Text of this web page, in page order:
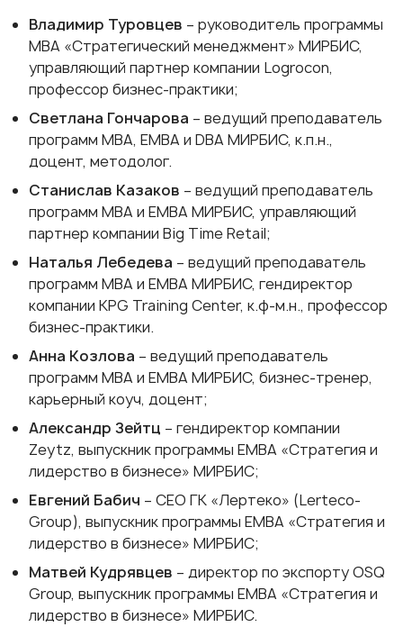
Владимир Туровцев – руководитель программы
MBA «Стратегический менеджмент» МИРБИС,
управляющий партнер компании Logrocon,
профессор бизнес-практики;
Светлана Гончарова – ведущий преподаватель
программ MBA, EMBA и DBA МИРБИС, к.п.н.,
доцент, методолог.
Станислав Казаков – ведущий преподаватель
программ МВА и ЕМВА МИРБИС, управляющий
партнер компании Big Time Retail;
Наталья Лебедева – ведущий преподаватель
программ МВА и ЕМВА МИРБИС, гендиректор
компании KPG Training Center, к.ф-м.н., профессор
бизнес-практики.
Анна Козлова – ведущий преподаватель
программ МВА и ЕМВА МИРБИС, бизнес-тренер,
карьерный коуч, доцент;
Александр Зейтц – гендиректор компании
Zeytz, выпускник программы ЕМВА «Стратегия и
лидерство в бизнесе» МИРБИС;
Евгений Бабич – СЕО ГК «Лертеко» (Lerteco-
Group), выпускник программы ЕМВА «Стратегия и
лидерство в бизнесе» МИРБИС;
Матвей Кудрявцев – директор по экспорту OSQ
Group, выпускник программы ЕМВА «Стратегия и
лидерство в бизнесе» МИРБИС.